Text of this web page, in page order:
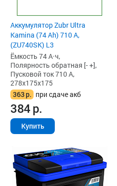
Аккумулятор Zubr Ultra
Kamina (74 Ah) 710 А,
(ZU740SK) L3
Ёмкость 74 А·ч,
Полярность обратная [- +],
Пусковой ток 710 А,
278x175x175
363р. при сдаче акб
384р.
Купить